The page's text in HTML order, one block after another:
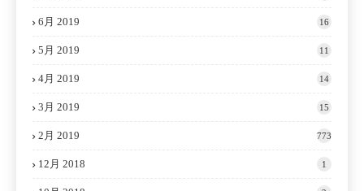
6月 2019 16
5月 2019 11
4月 2019 14
3月 2019 15
2月 2019 773
12月 2018 1